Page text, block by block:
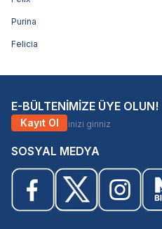
Purina
Felicia
E-BÜLTENİMİZE ÜYE OLUN!
Kayıt Ol
SOSYAL MEDYA